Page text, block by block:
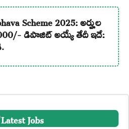
Scheme 2025: అర్హుల
డిపాజిట్ అయ్యే తేదీ ఇదే:
Latest Jobs